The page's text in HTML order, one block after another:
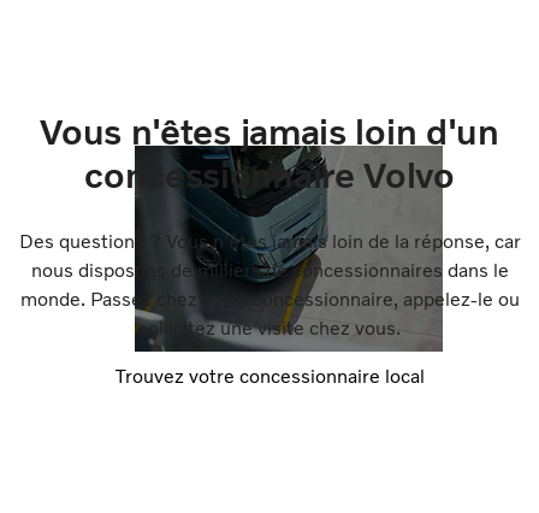
Vous n'êtes jamais loin d'un
concessionnaire Volvo
Des questions ? Vous n'êtes jamais loin de la réponse, car
nous disposons de milliers de concessionnaires dans le
monde. Passez chez votre concessionnaire, appelez-le ou
sollicitez une visite chez vous.
Trouvez votre concessionnaire local